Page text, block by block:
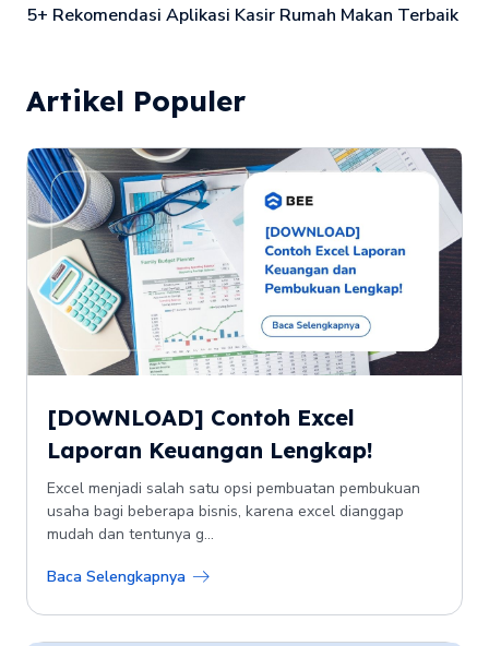
5+ Rekomendasi Aplikasi Kasir Rumah Makan Terbaik
Artikel Populer
[DOWNLOAD] Contoh Excel
Laporan Keuangan Lengkap!
Excel menjadi salah satu opsi pembuatan pembukuan
usaha bagi beberapa bisnis, karena excel dianggap
mudah dan tentunya g...
Baca Selengkapnya